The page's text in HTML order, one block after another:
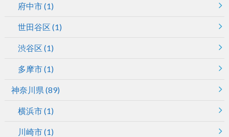
府中市(1)
世田谷区 (1)
渋谷区 (1)
多摩市(1)
神奈川県 (89)
横浜市(1)
川崎市(1)